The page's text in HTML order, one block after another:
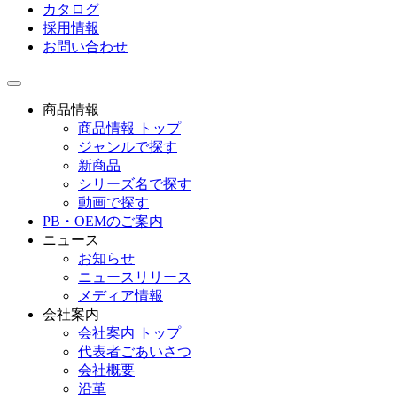
カタログ
採用情報
お問い合わせ
toggle
navigation商品情報
商品情報 トップ
ジャンルで探す
新商品
シリーズ名で探す
動画で探す
PB・OEMのご案内
ニュース
お知らせ
ニュースリリース
メディア情報
会社案内
会社案内 トップ
代表者ごあいさつ
会社概要
沿革